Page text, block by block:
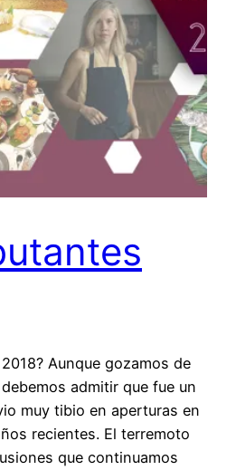
Aunque gozamos de
admitir que fue un
muy tibio en aperturas en
recientes. El terremoto
que continuamos